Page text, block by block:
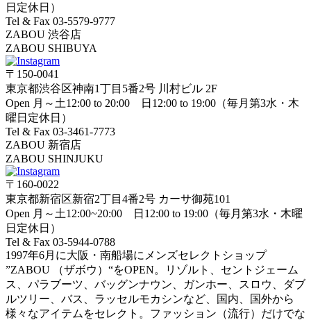
日定休日）
Tel & Fax 03-5579-9777
ZABOU 渋谷店
ZABOU SHIBUYA
〒150-0041
東京都渋谷区神南1丁目5番2号 川村ビル 2F
Open 月～土12:00 to 20:00 日12:00 to 19:00（毎月第3水・木
曜日定休日）
Tel & Fax 03-3461-7773
ZABOU 新宿店
ZABOU SHINJUKU
〒160-0022
東京都新宿区新宿2丁目4番2号 カーサ御苑101
Open 月～土12:00~20:00 日12:00 to 19:00（毎月第3水・木曜
日定休日）
Tel & Fax 03-5944-0788
1997年6月に大阪・南船場にメンズセレクトショップ
”ZABOU （ザボウ）“をOPEN。リゾルト、セントジェーム
ス、パラブーツ、バッグンナウン、ガンホー、スロウ、ダブ
ルツリー、バス、ラッセルモカシンなど、国内、国外から
様々なアイテムをセレクト。ファッション（流行）だけでな